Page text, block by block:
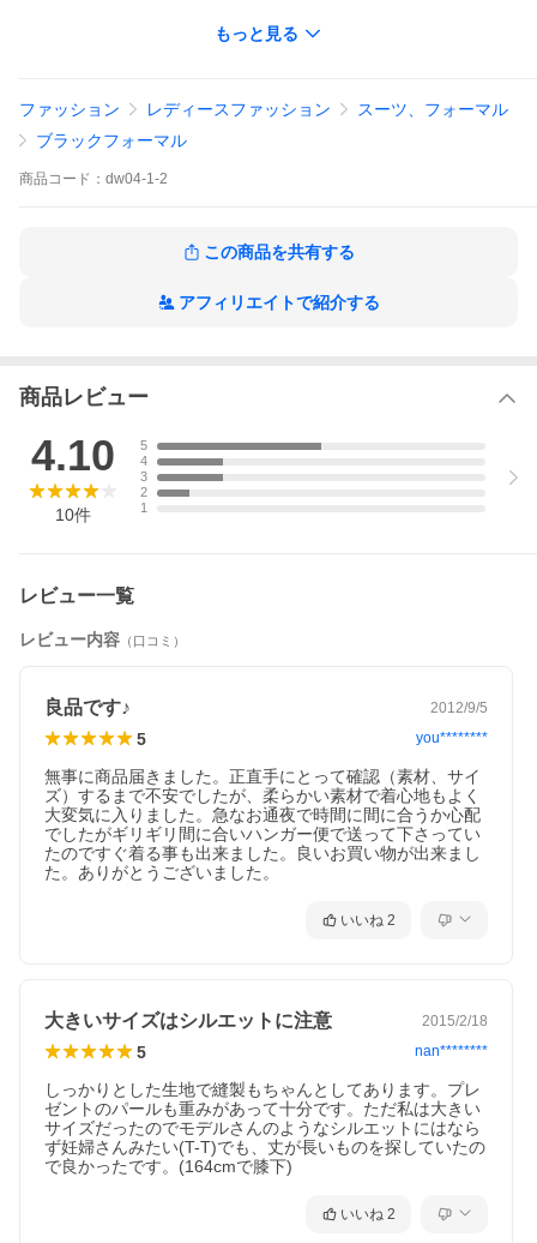
もっと見る
ファッション レディースファッション
スーツ、フォーマル
ブラックフォーマル
商品 コード： dw04-1-2
この商品を共有する
アフィリエイトで紹介する
商品レビュー
4.10
10件
5
4
3
2
1
レビュー一覧
レビュー内容 （口コミ）
良品です♪ 2012/9/5
5 you********
無事に商品届きました。正直手にとって確認（素材、サイ
ズ）するまで不安でしたが、柔らかい素材で着心地もよく
大変気に入りました。急なお通夜で時間に間に合うか心配
でしたがギリギリ間に合いハンガー便で送って下さってい
たのですぐ着る事も出来ました。良いお買い物が出来まし
た。ありがとうございました。
いいね 2
大きいサイズはシルエットに注意 2015/2/18
5 nan********
しっかりとした生地で縫製もちゃんとしてあります。プレ
ゼントのパールも重みがあって十分です。ただ私は大きい
サイズだったのでモデルさんのようなシルエットにはなら
ず妊婦さんみたい(T-T)でも、丈が長いものを探していたの
で良かったです。(164cmで膝下)
いいね 2